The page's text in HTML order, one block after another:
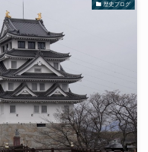
歴史ブログ